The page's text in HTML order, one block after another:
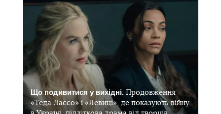
Що подивитися у вихідні. Продовження
«Теда Лассо» і «Левиці», де показують війну